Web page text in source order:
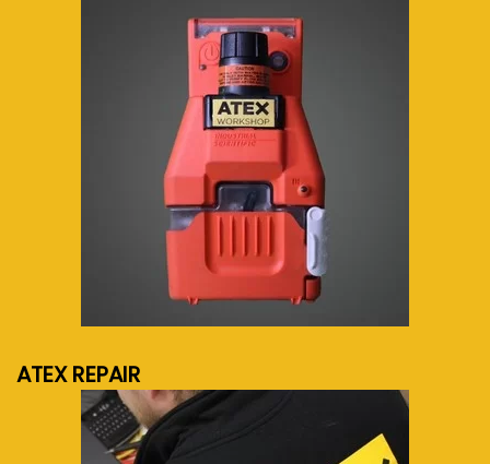
meer info...
ATEX REPAIR